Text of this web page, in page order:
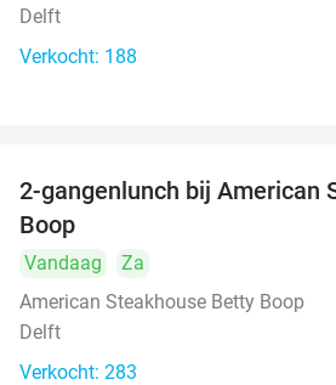
Delft
Verkocht: 188
2-gangenlunch bij American
Boop
Vandaag
Za
American Steakhouse Betty Boop
Delft
Verkocht: 283